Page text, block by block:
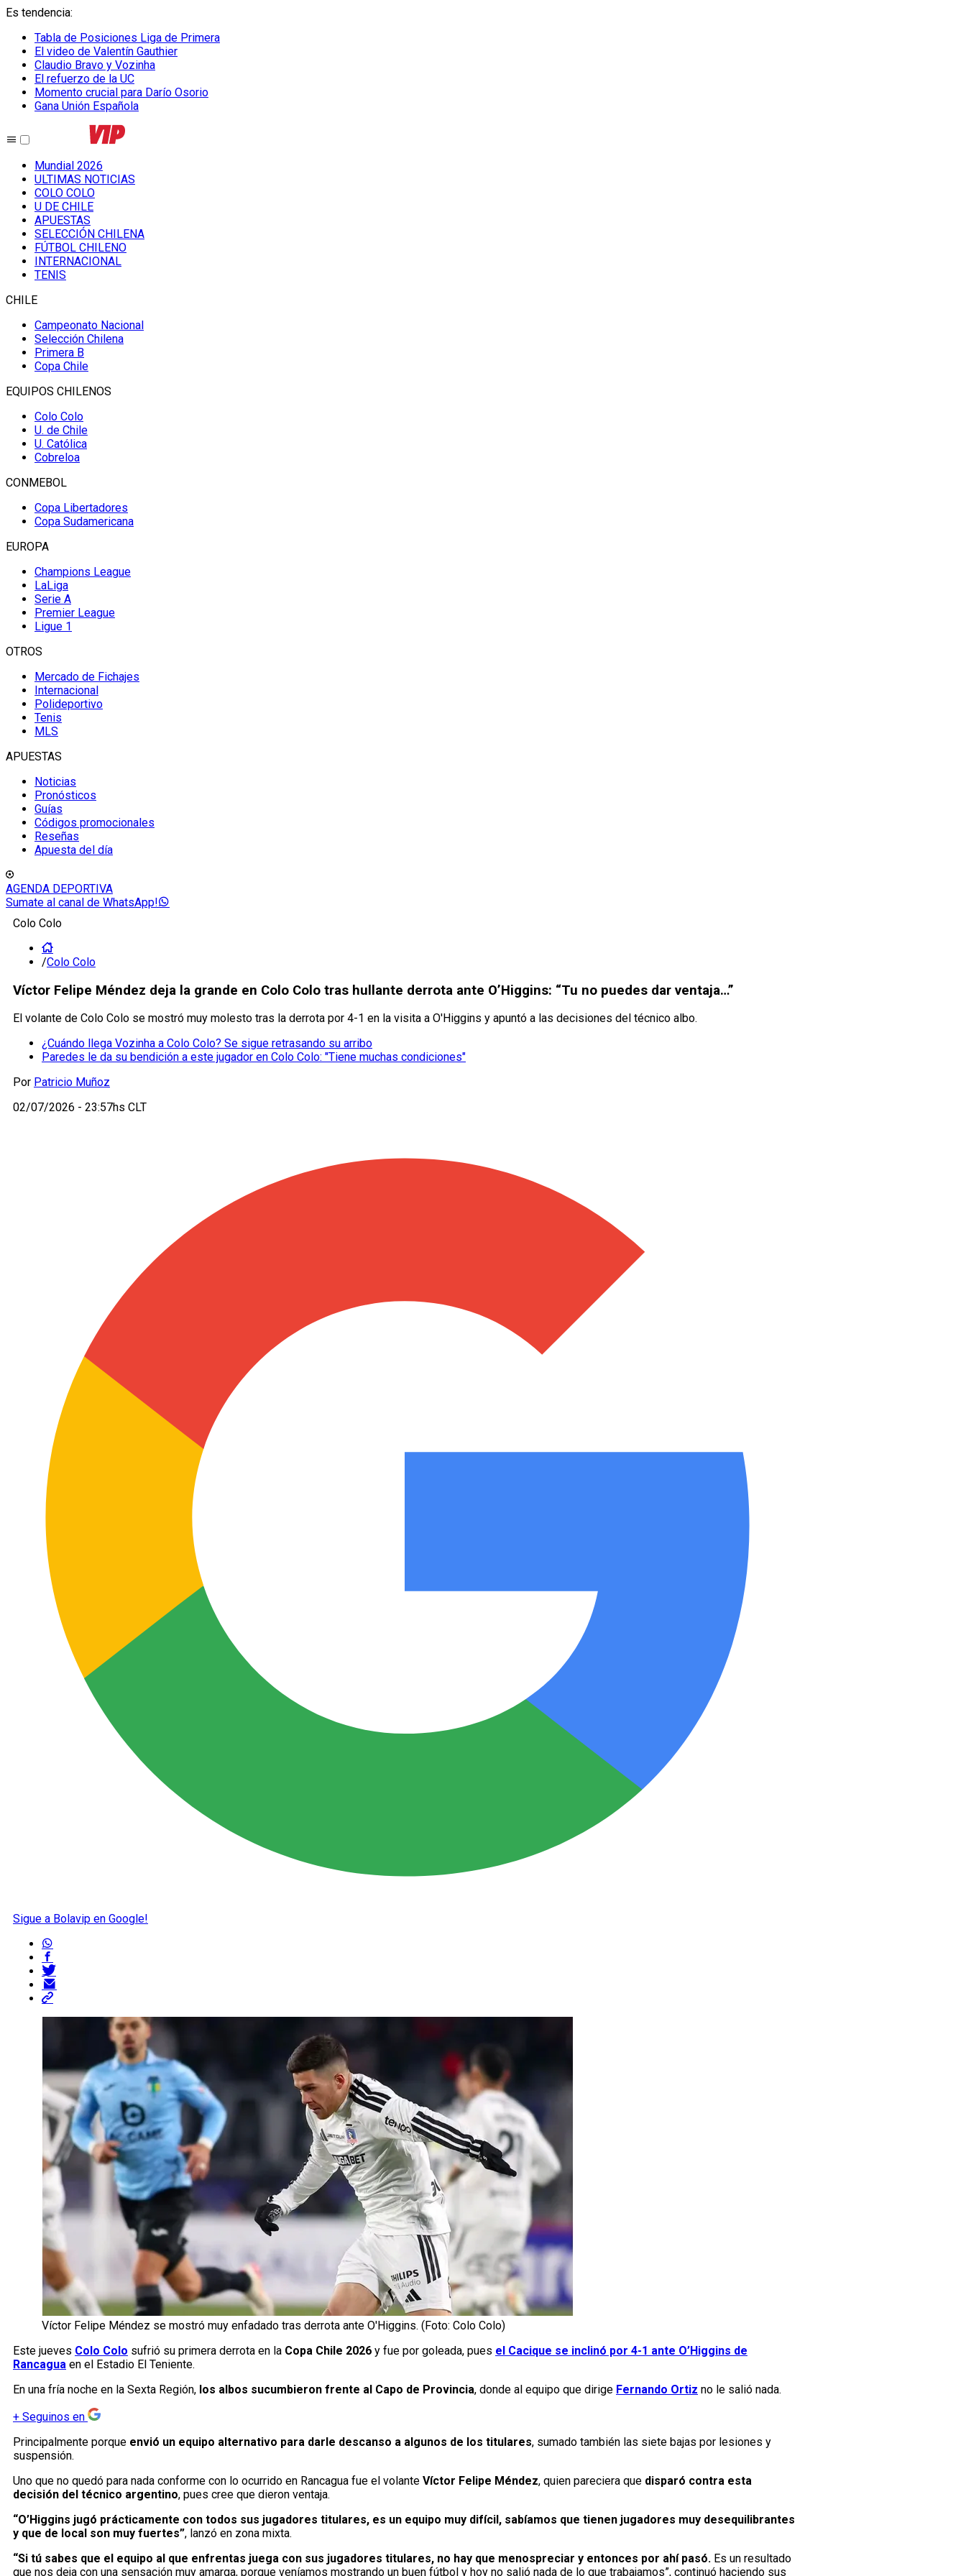
Es tendencia:
Tabla de Posiciones Liga de Primera
El video de Valentín Gauthier
Claudio Bravo y Vozinha
El refuerzo de la UC
Momento crucial para Darío Osorio
Gana Unión Española
Mundial 2026
ULTIMAS NOTICIAS
COLO COLO
U DE CHILE
APUESTAS
SELECCIÓN CHILENA
FÚTBOL CHILENO
INTERNACIONAL
TENIS
CHILE
Campeonato Nacional
Selección Chilena
Primera B
Copa Chile
EQUIPOS CHILENOS
Colo Colo
U. de Chile
U. Católica
Cobreloa
CONMEBOL
Copa Libertadores
Copa Sudamericana
EUROPA
Champions League
LaLiga
Serie A
Premier League
Ligue 1
OTROS
Mercado de Fichajes
Internacional
Polideportivo
Tenis
MLS
APUESTAS
Noticias
Pronósticos
Guías
Códigos promocionales
Reseñas
Apuesta del día
AGENDA DEPORTIVA
Sumate al canal de WhatsApp!
Colo Colo
/Colo Colo
Víctor Felipe Méndez deja la grande en Colo Colo tras hullante derrota ante O’Higgins: “Tu no puedes dar ventaja…”
El volante de Colo Colo se mostró muy molesto tras la derrota por 4-1 en la visita a O'Higgins y apuntó a las decisiones del técnico albo.
¿Cuándo llega Vozinha a Colo Colo? Se sigue retrasando su arribo
Paredes le da su bendición a este jugador en Colo Colo: "Tiene muchas condiciones"
Por Patricio Muñoz
02/07/2026 - 23:57hs CLT
Sigue a Bolavip en Google!
Víctor Felipe Méndez se mostró muy enfadado tras derrota ante O'Higgins. (Foto: Colo Colo)
Este jueves Colo Colo sufrió su primera derrota en la Copa Chile 2026 y fue por goleada, pues el Cacique se inclinó por 4-1 ante O’Higgins de
Rancagua en el Estadio El Teniente.
En una fría noche en la Sexta Región, los albos sucumbieron frente al Capo de Provincia, donde al equipo que dirige Fernando Ortiz no le salió nada.
+ Seguinos en
Principalmente porque envió un equipo alternativo para darle descanso a algunos de los titulares, sumado también las siete bajas por lesiones y
suspensión.
Uno que no quedó para nada conforme con lo ocurrido en Rancagua fue el volante Víctor Felipe Méndez, quien pareciera que disparó contra esta
decisión del técnico argentino, pues cree que dieron ventaja.
“O’Higgins jugó prácticamente con todos sus jugadores titulares, es un equipo muy difícil, sabíamos que tienen jugadores muy desequilibrantes
y que de local son muy fuertes”, lanzó en zona mixta.
“Si tú sabes que el equipo al que enfrentas juega con sus jugadores titulares, no hay que menospreciar y entonces por ahí pasó. Es un resultado
que nos deja con una sensación muy amarga, porque veníamos mostrando un buen fútbol y hoy no salió nada de lo que trabajamos”, continuó haciendo sus